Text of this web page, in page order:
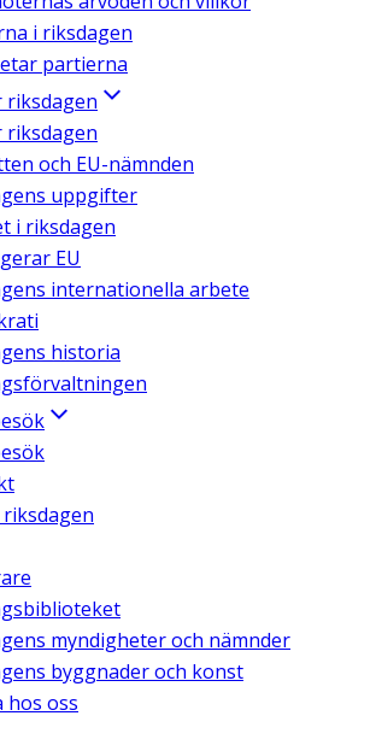
i riksdagen
partierna
riksdagen
riksdagen
och EU-nämnden
uppgifter
i riksdagen
EU
internationella arbete
historia
myndigheter och nämnder
byggnader och konst
hos oss